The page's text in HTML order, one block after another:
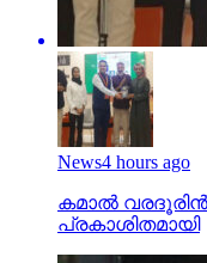
News4 hours ago
കമാൽ
പ്രകാശിതമായി